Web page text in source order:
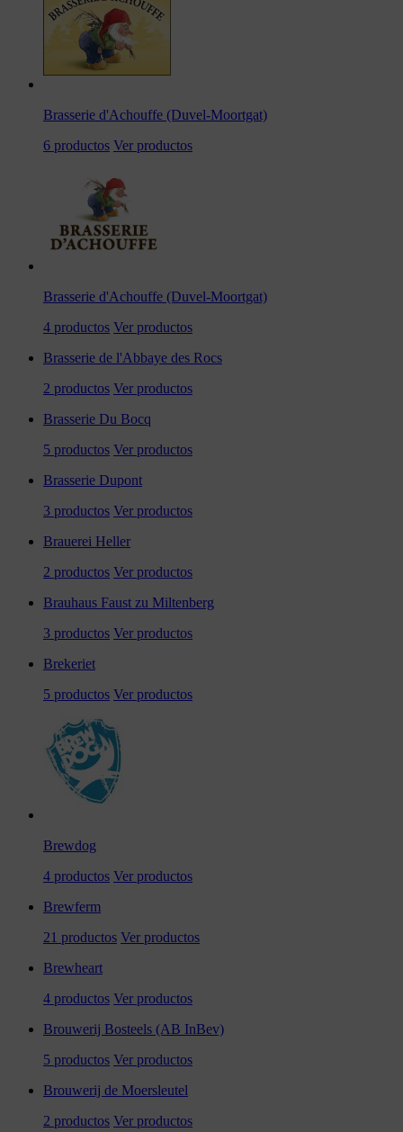
Brasserie d'Achouffe (Duvel-Moortgat)
6 productos Ver productos
Brasserie d'Achouffe (Duvel-Moortgat)
4 productos Ver productos
Brasserie de l'Abbaye des Rocs
2 productos Ver productos
Brasserie Du Bocq
5 productos Ver productos
Brasserie Dupont
3 productos Ver productos
Brauerei Heller
2 productos Ver productos
Brauhaus Faust zu Miltenberg
3 productos Ver productos
Brekeriet
5 productos Ver productos
Brewdog
4 productos Ver productos
Brewferm
21 productos Ver productos
Brewheart
4 productos Ver productos
Brouwerij Bosteels (AB InBev)
5 productos Ver productos
Brouwerij de Moersleutel
2 productos Ver productos